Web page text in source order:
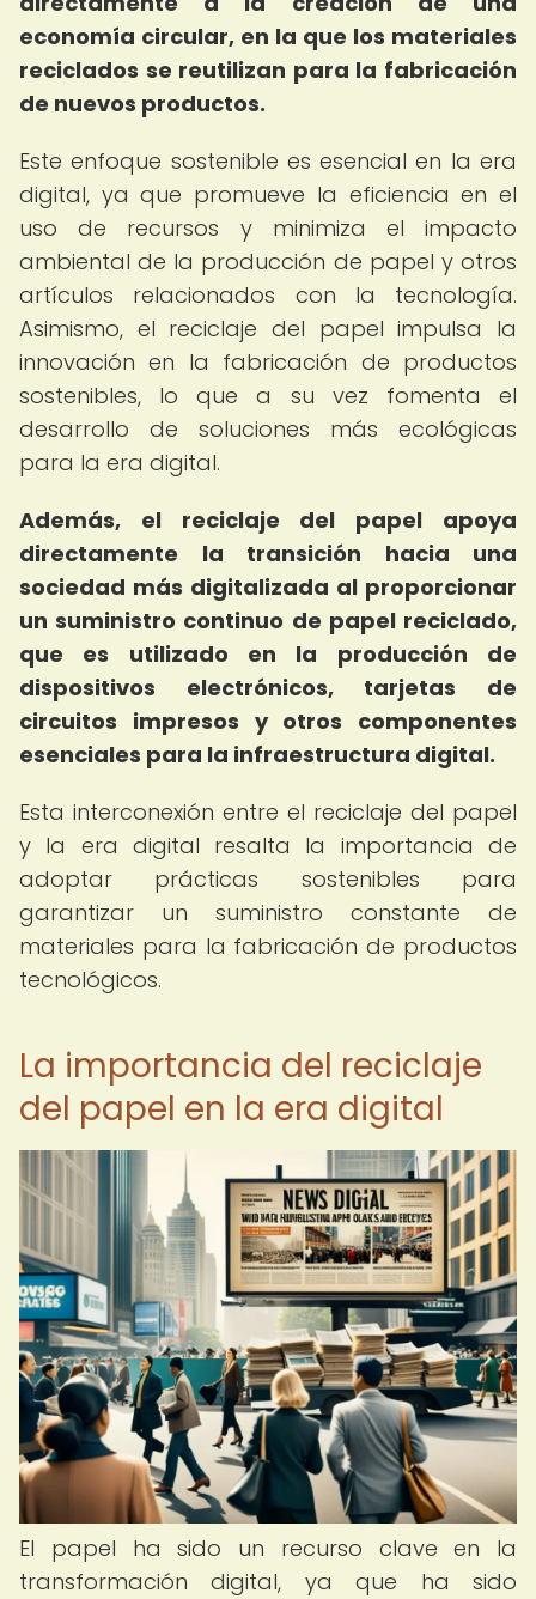
economía circular, en la que los materiales
reciclados se reutilizan para la fabricación
de nuevos productos.
Este enfoque sostenible es esencial en la era
digital, ya que promueve la eficiencia en el
uso de recursos y minimiza el impacto
ambiental de la producción de papel y otros
artículos relacionados con la tecnología.
Asimismo, el reciclaje del papel impulsa la
innovación en la fabricación de productos
sostenibles, lo que a su vez fomenta el
desarrollo de soluciones más ecológicas
para la era digital.
Además, el reciclaje del papel apoya
directamente la transición hacia una
sociedad más digitalizada al proporcionar
un suministro continuo de papel reciclado,
que es utilizado en la producción de
dispositivos electrónicos, tarjetas de
circuitos impresos y otros componentes
esenciales para la infraestructura digital.
Esta interconexión entre el reciclaje del papel
y la era digital resalta la importancia de
adoptar prácticas sostenibles para
garantizar un suministro constante de
materiales para la fabricación de productos
tecnológicos.
La importancia del reciclaje
del papel en la era digital
El papel ha sido un recurso clave en la
transformación digital, ya que ha sido